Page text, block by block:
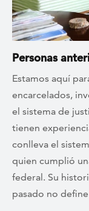
Personas
Estamos aquí
encarcelados,
el sistema de
tienen
conlleva el
quien cumplió
federal. Su
pasado no